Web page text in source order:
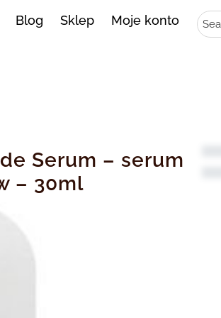
Blog Sklep Moje konto
Serum – serum
– 30ml